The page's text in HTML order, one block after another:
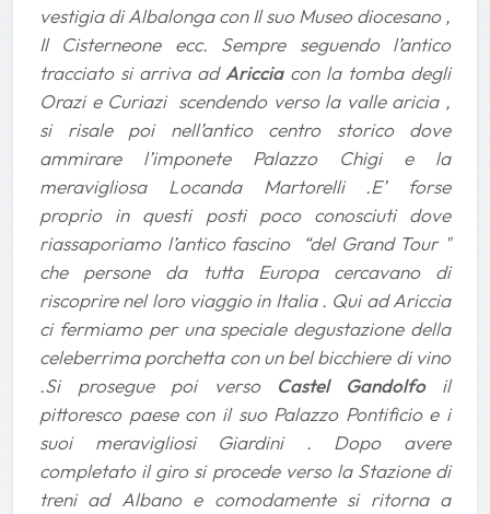
vestigia di Albalonga con Il suo Museo diocesano ,
Il Cisterneone ecc. Sempre seguendo l’antico
tracciato si arriva ad Aricciacon la tomba degli
Orazi e Curiazi scendendo verso la valle aricia ,
si risale poi nell’antico centro storico dove
ammirare l’imponete Palazzo Chigi e la
meravigliosa Locanda Martorelli .E’ forse
proprio in questi posti poco conosciuti dove
riassaporiamo l’antico fascino “del Grand Tour "
che persone da tutta Europa cercavano di
riscoprire nel loro viaggio in Italia . Qui ad Ariccia
ci fermiamo per una speciale degustazione della
celeberrima porchetta con un bel bicchiere di vino
.Si prosegue poi verso Castel Gandolfoil
pittoresco paese con il suo Palazzo Pontificio e i
suoi meravigliosi Giardini . Dopo avere
completato il giro si procede verso la Stazione di
treni ad Albano e comodamente si ritorna a